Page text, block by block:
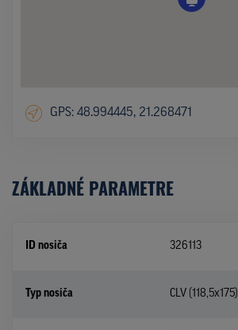
GPS: 48.994445, 21.268471
ZÁKLADNÉ PARAMETRE
ID nosiča 326113
Typ nosiča CLV (118,5x175)